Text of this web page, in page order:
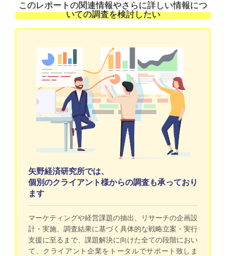
このレポートの関連情報やさらに詳しい情報につ
いての調査を検討したい
矢野経済研究所では、
個別のクライアント様からの調査も承っており
ます
マーケティングや経営課題の抽出、リサーチの企画設
計・実施、調査結果に基づく具体的な戦略立案・実行
支援に至るまで、課題解決に向けた全ての段階におい
て、クライアント企業をトータルでサポート致しま